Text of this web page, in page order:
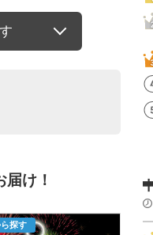
け！
探す